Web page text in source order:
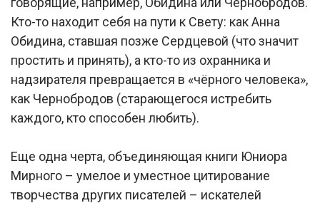
Кто-то находит себя на пути к Свету: как Анна
Обидина, ставшая позже Сердцевой (что значит
простить и принять), а кто-то из охранника и
надзирателя превращается в «чёрного человека»,
как Чернобродов (старающегося истребить
каждого, кто способен любить).
Еще одна черта, объединяющая книги Юниора
Мирного – умелое и уместное цитирование
творчества других писателей – искателей